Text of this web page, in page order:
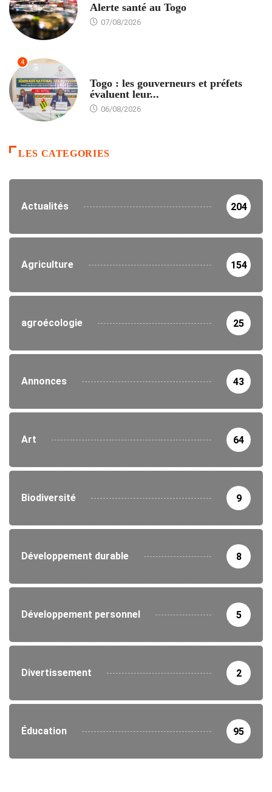
Alerte santé au Togo
07/08/2026
4
Togo : les gouverneurs et préfets
évaluent leur...
06/08/2026
LES CATEGORIES
Actualités 204
Agriculture 154
agroécologie 25
Annonces 43
Art 64
Biodiversité 9
Développement durable 8
Développement personnel 5
Divertissement 2
Éducation 95